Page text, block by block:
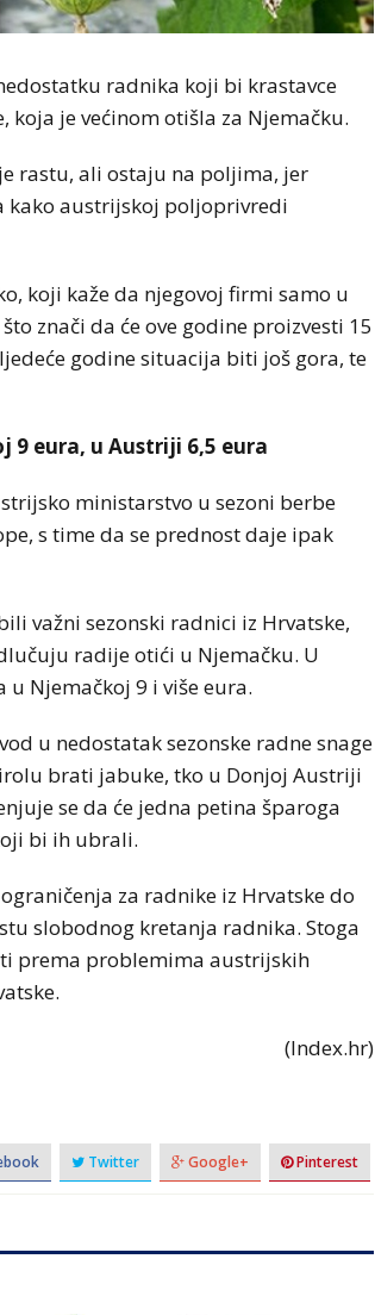
radnika koji bi krastavce
koja je većinom otišla za Njemačku.
rastu, ali ostaju na poljima, jer
kako austrijskoj poljoprivredi
koji kaže da njegovoj firmi samo u
znači da će ove godine proizvesti 15
godine situacija biti još gora, te
9 eura, u Austriji 6,5 eura
ministarstvo u sezoni berbe
s time da se prednost daje ipak
važni sezonski radnici iz Hrvatske,
radije otići u Njemačku. U
Njemačkoj 9 i više eura.
u nedostatak sezonske radne snage
brati jabuke, tko u Donjoj Austriji
se da će jedna petina šparoga
bi ih ubrali.
za radnike iz Hrvatske do
slobodnog kretanja radnika. Stoga
prema problemima austrijskih
(Index.hr)
Twitter Google+ Pinterest